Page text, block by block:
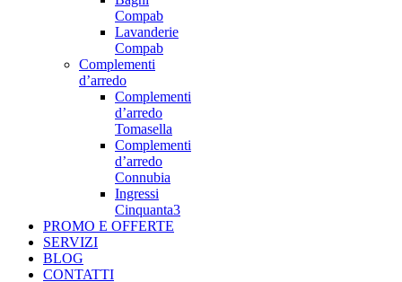
Compab
Lavanderie
Compab
Complementi
d’arredo
Complementi
d’arredo
Tomasella
Complementi
d’arredo
Connubia
Ingressi
Cinquanta3
PROMO E OFFERTE
SERVIZI
BLOG
CONTATTI